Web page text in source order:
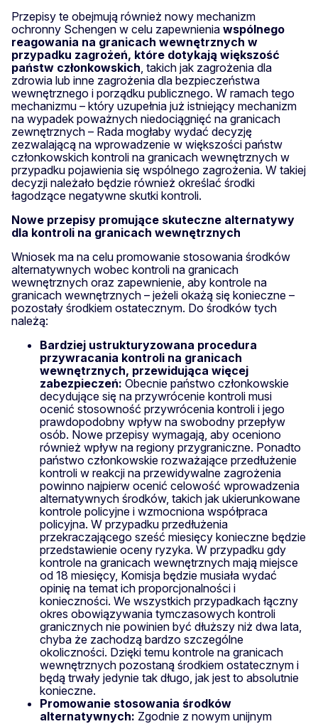
Przepisy te obejmują również nowy mechanizm
ochronny Schengen w celu zapewnienia wspólnego
reagowania na granicach wewnętrznych w
przypadku zagrożeń, które dotykają większość
państw członkowskich , takich jak zagrożenia dla
zdrowia lub inne zagrożenia dla bezpieczeństwa
wewnętrznego i porządku publicznego. W ramach tego
mechanizmu – który uzupełnia już istniejący mechanizm
na wypadek poważnych niedociągnięć na granicach
zewnętrznych – Rada mogłaby wydać decyzję
zezwalającą na wprowadzenie w większości państw
członkowskich kontroli na granicach wewnętrznych w
przypadku pojawienia się wspólnego zagrożenia. W takiej
decyzji należało będzie również określać środki
łagodzące negatywne skutki kontroli.
Nowe przepisy promujące skuteczne alternatywy
dla kontroli na granicach wewnętrznych
Wniosek ma na celu promowanie stosowania środków
alternatywnych wobec kontroli na granicach
wewnętrznych oraz zapewnienie, aby kontrole na
granicach wewnętrznych – jeżeli okażą się konieczne –
pozostały środkiem ostatecznym. Do środków tych
należą:
Bardziej ustrukturyzowana procedura
przywracania kontroli na granicach
wewnętrznych, przewidująca więcej
zabezpieczeń: Obecnie państwo członkowskie
decydujące się na przywrócenie kontroli musi
ocenić stosowność przywrócenia kontroli i jego
prawdopodobny wpływ na swobodny przepływ
osób. Nowe przepisy wymagają, aby oceniono
również wpływ na regiony przygraniczne. Ponadto
państwo członkowskie rozważające przedłużenie
kontroli w reakcji na przewidywalne zagrożenia
powinno najpierw ocenić celowość wprowadzenia
alternatywnych środków, takich jak ukierunkowane
kontrole policyjne i wzmocniona współpraca
policyjna. W przypadku przedłużenia
przekraczającego sześć miesięcy konieczne będzie
przedstawienie oceny ryzyka. W przypadku gdy
kontrole na granicach wewnętrznych mają miejsce
od 18 miesięcy, Komisja będzie musiała wydać
opinię na temat ich proporcjonalności i
konieczności. We wszystkich przypadkach łączny
okres obowiązywania tymczasowych kontroli
granicznych nie powinien być dłuższy niż dwa lata,
chyba że zachodzą bardzo szczególne
okoliczności. Dzięki temu kontrole na granicach
wewnętrznych pozostaną środkiem ostatecznym i
będą trwały jedynie tak długo, jak jest to absolutnie
konieczne.
Promowanie stosowania środków
alternatywnych: Zgodnie z nowym unijnym